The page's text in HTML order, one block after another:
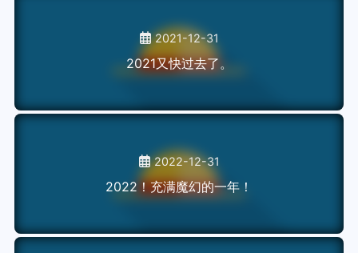
2021-12-31
2021又快过去了。
2022-12-31
2022！充满魔幻的一年！